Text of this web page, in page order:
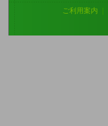
ご利用案内